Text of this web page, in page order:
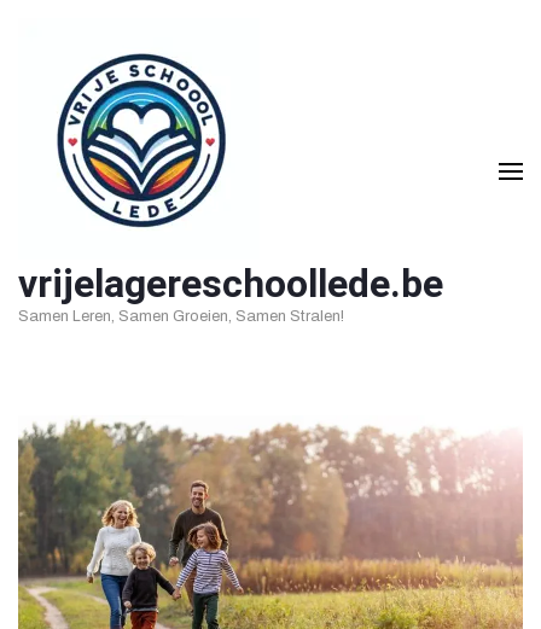
inhoud
vrijelagereschoollede.be
Samen Leren, Samen Groeien, Samen Stralen!